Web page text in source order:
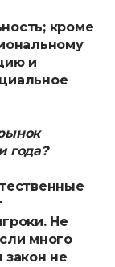
кроме
и
года?
Не
много
не